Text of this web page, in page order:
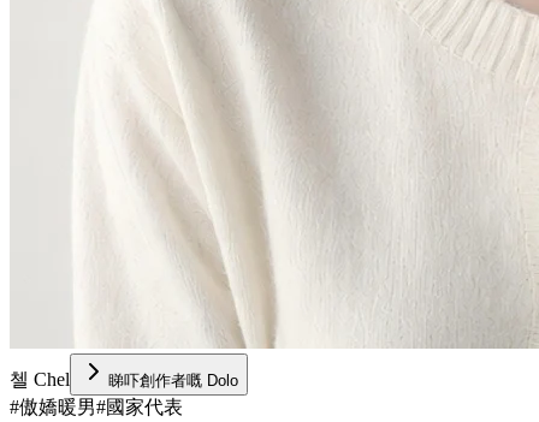
첼 Chel 睇吓創作者嘅 Dolo
#傲嬌暖男#國家代表